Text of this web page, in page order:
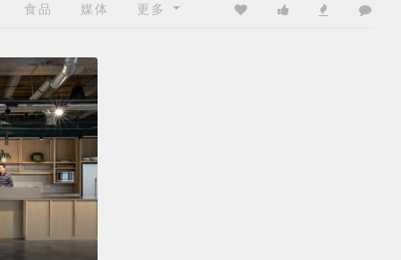
食品 媒体 更多